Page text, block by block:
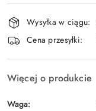
Dostępność
i
dostawa
Wysyłka w ciągu:
Cena przesyłki:
Więcej o produkcie
Waga: